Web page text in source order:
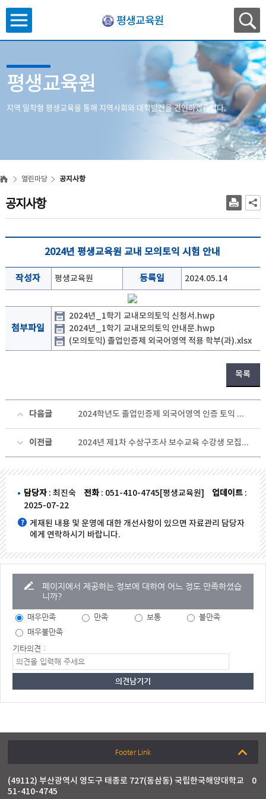
평생교육원
평생교육원
지역 밀착형 평생교육을 통해 지역사회와 대학발전을 견인하겠습니다.
열린마당 공지사항
공지사항
2024년 평생교육원 교내 모의토익 시험 안내
작성자 평생교육원 등록일 2024.05.14
첨부파일
2024년_1학기 교내모의토익 신청서.hwp
2024년_1학기 교내모의토익 안내문.hwp
(모의토익) 졸업인증제 외국어영역 적용 학부(과).xlsx
목록
다음글 2024학년도 졸업인증제 외국어영역 인증 토익 특별교육과정 모집
이전글 2024년 제1차 수상구조사 보수교육 수강생 모집 안내
담당자 : 최진숙 전화 : 051-410-4745[평생교육원] 업데이트 :
2025-07-22
게재된 내용 및 운영에 대한 개선사항이 있으면 자료관리 담당자
에게 연락하시기 바랍니다.
페이지에서 제공하는 정보에 대하여 어느 정도 만족하셨습
니까?
매우만족 만족 보통
불만족
매우불만족
기타의견 :
Footer Link
(49112) 부산광역시 영도구 태종로 727(동삼동) 국립한국해양대학교
0
51-410-4745